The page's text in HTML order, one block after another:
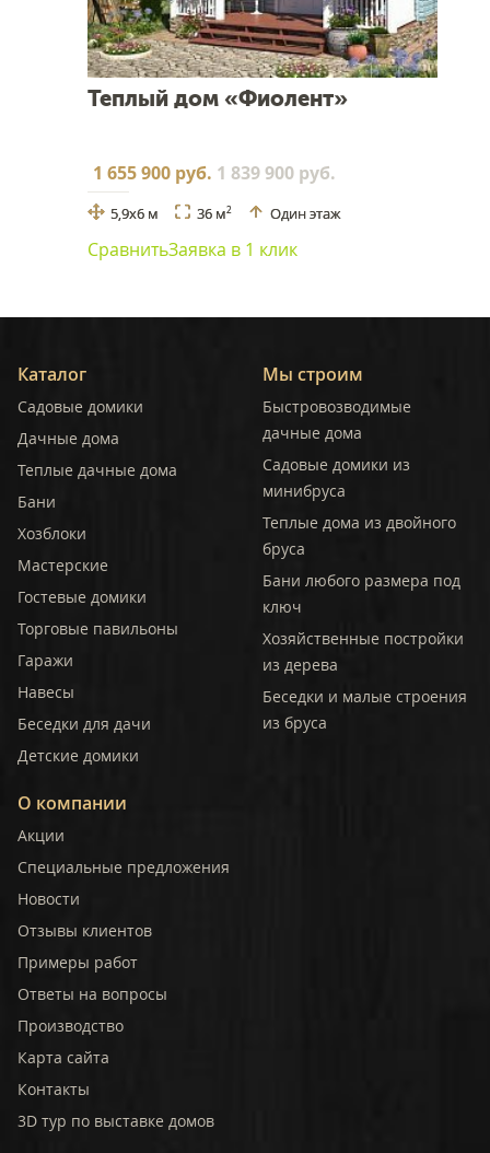
Теплый дом «Фиолент»
1 655 900 руб. 1 839 900 руб.
5,9x6 м 36 м2 Один этаж
СравнитьЗаявка в 1 клик
Каталог
Садовые домики
Дачные дома
Теплые дачные дома
Бани
Хозблоки
Мастерские
Гостевые домики
Торговые павильоны
Гаражи
Навесы
Беседки для дачи
Детские домики
Мы строим
Быстровозводимые
дачные дома
Садовые домики из
минибруса
Теплые дома из двойного
бруса
Бани любого размера под
ключ
Хозяйственные постройки
из дерева
Беседки и малые строения
из бруса
О компании
Акции
Специальные предложения
Новости
Отзывы клиентов
Примеры работ
Ответы на вопросы
Производство
Карта сайта
Контакты
3D тур по выставке домов